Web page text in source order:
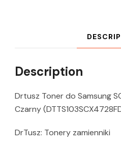
Description
Drtusz Toner do Samsung
Czarny
DrTusz: Tonery zamienniki